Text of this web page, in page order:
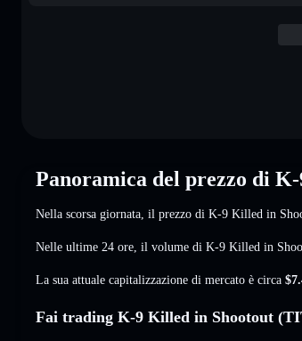
Panoramica del prezzo di
Nella scorsa giornata, il prezzo di K-9 Killed in
Nelle ultime 24 ore, il volume di K-9 Killed in
La sua attuale capitalizzazione di mercato è circa
Fai trading K-9 Killed in Shootout